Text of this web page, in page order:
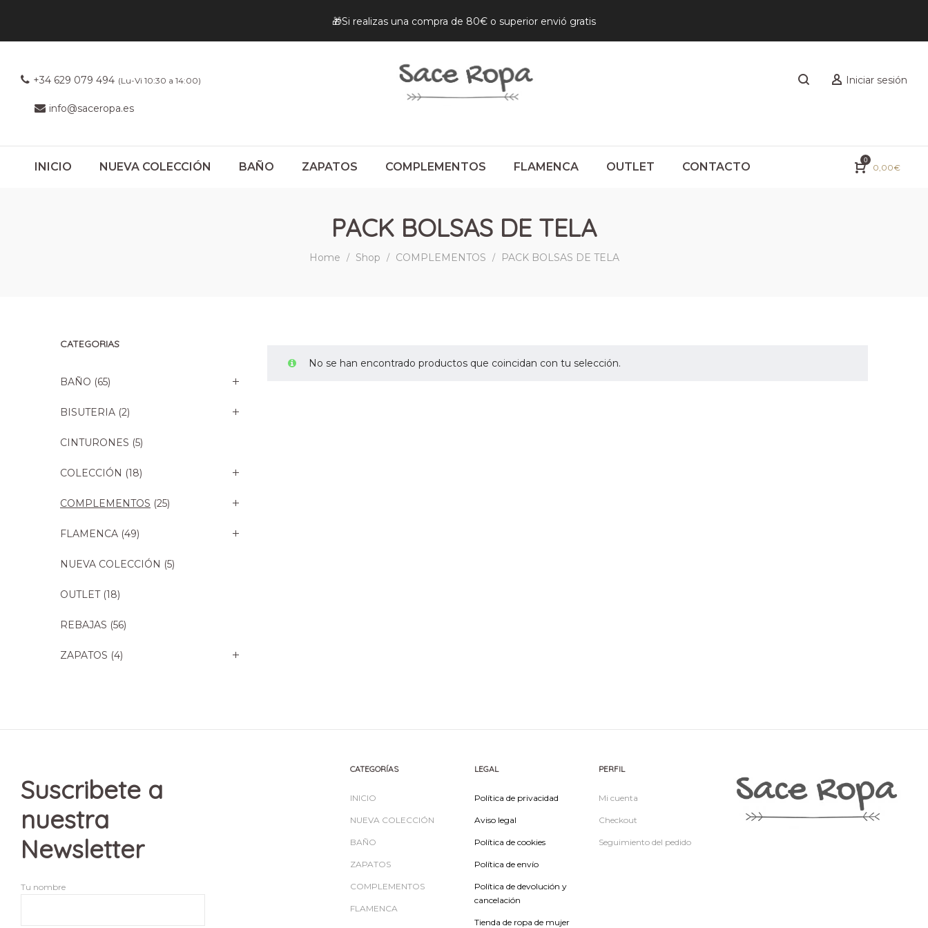
🎁Si realizas una compra de 80€ o superior envió gratis
+34 629 079 494 (Lu-Vi 10:30 a 14:00)
info@saceropa.es
Iniciar sesión
INICIO NUEVA COLECCIÓN BAÑO ZAPATOS COMPLEMENTOS FLAMENCA OUTLET CONTACTO
0
0,00€
PACK BOLSAS DE TELA
Home / Shop / COMPLEMENTOS / PACK BOLSAS DE TELA
No se han encontrado productos que coincidan con tu selección.
CATEGORIAS
BAÑO (65)
BISUTERIA (2)
CINTURONES (5)
COLECCIÓN (18)
COMPLEMENTOS (25)
FLAMENCA (49)
NUEVA COLECCIÓN (5)
OUTLET (18)
REBAJAS (56)
ZAPATOS (4)
Suscribete a
nuestra
Newsletter
Tu nombre
CATEGORÍAS
INICIO
NUEVA COLECCIÓN
BAÑO
ZAPATOS
COMPLEMENTOS
FLAMENCA
LEGAL
Política de privacidad
Aviso legal
Política de cookies
Política de envío
Política de devolución y
cancelación
Tienda de ropa de mujer
PERFIL
Mi cuenta
Checkout
Seguimiento del pedido